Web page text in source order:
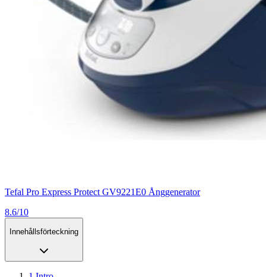
Tefal Pro Express Protect GV9221E0 Ånggenerator
8.6/10
Innehållsförteckning